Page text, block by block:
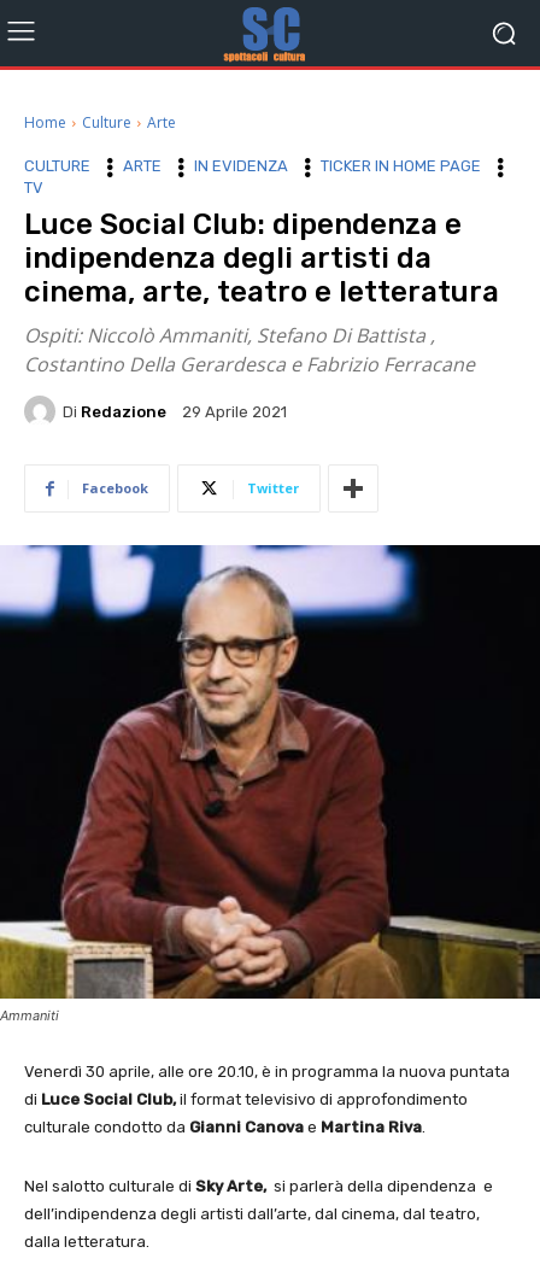
Home Culture Arte
CULTURE ARTE IN EVIDENZA
TICKER IN HOME PAGE
TV
Luce Social Club: dipendenza e
indipendenza degli artisti da
cinema, arte, teatro e letteratura
Ospiti: Niccolò Ammaniti, Stefano Di Battista ,
Costantino Della Gerardesca e Fabrizio Ferracane
Di Redazione 29 Aprile 2021
Facebook Twitter
Ammaniti
Venerdì 30 aprile, alle ore 20.10, è in programma la nuova puntata
di Luce Social Club,il format televisivo di approfondimento
culturale condotto da Gianni Canova e Martina Riva.
Nel salotto culturale di Sky Arte, si parlerà della dipendenza e
dell’indipendenza degli artisti dall’arte, dal cinema, dal teatro,
dalla letteratura.